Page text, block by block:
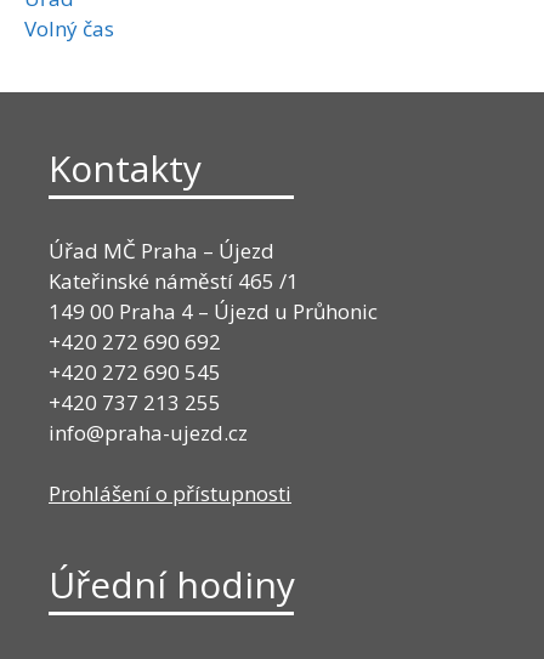
Volný čas
Kontakty
Úřad MČ Praha – Újezd
Kateřinské náměstí 465 /1
149 00 Praha 4 – Újezd u Průhonic
+420 272 690 692
+420 272 690 545
+420 737 213 255
info@praha-ujezd.cz
Prohlášení o přístupnosti
Úřední hodiny